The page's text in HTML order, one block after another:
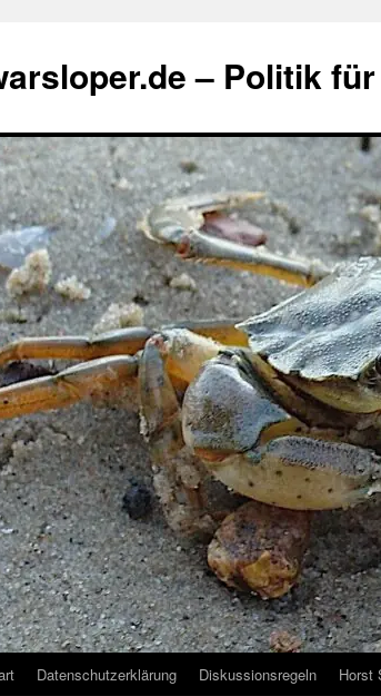
– Politik
Datenschutzerklärung Diskussionsregeln Horst